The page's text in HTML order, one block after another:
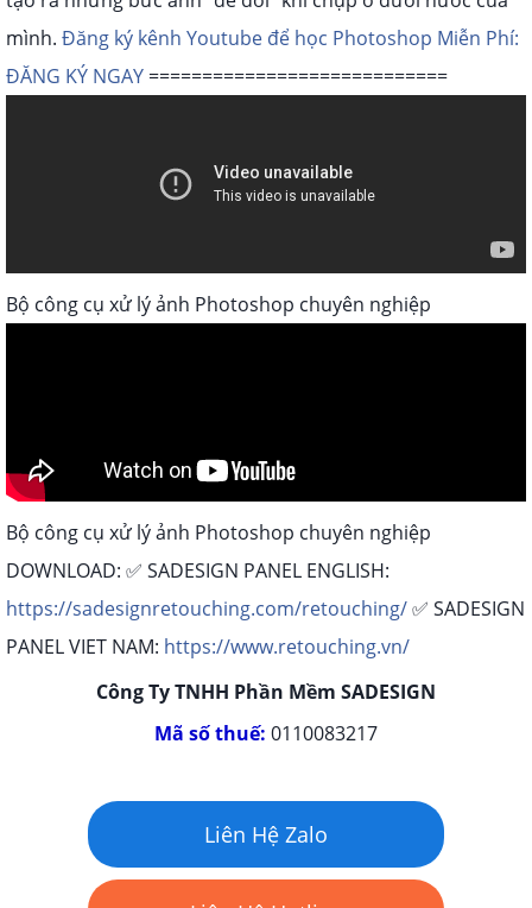
mình. Đăng ký kênh Youtube để học Photoshop Miễn Phí:
ĐĂNG KÝ NGAY ============================
Bộ công cụ xử lý ảnh Photoshop chuyên nghiệp
Bộ công cụ xử lý ảnh Photoshop chuyên nghiệp
DOWNLOAD: ✅ SADESIGN PANEL ENGLISH:
https://sadesignretouching.com/retouching/✅ SADESIGN
PANEL VIET NAM: https://www.retouching.vn/
Công Ty TNHH Phần Mềm SADESIGN
Mã số thuế: 0110083217
Liên Hệ Zalo